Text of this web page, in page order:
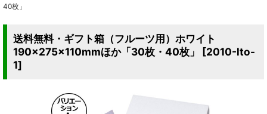
40枚」
送料無料・ギフト箱（フルーツ用）ホワイト
190×275×110mmほか「30枚・40枚」
[2010-lto-
1]